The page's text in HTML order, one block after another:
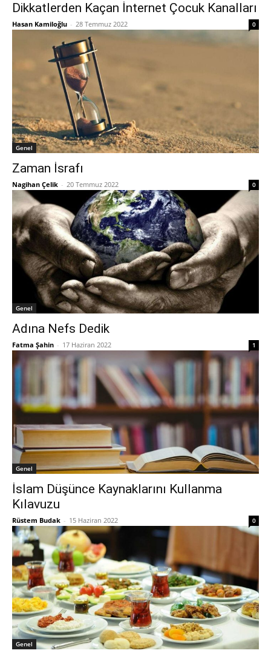
Dikkatlerden Kaçan İnternet Çocuk Kanalları
Hasan Kamiloğlu - 28 Temmuz 2022 0
Genel
Zaman İsrafı
Nagihan Çelik - 20 Temmuz 2022 0
Genel
Adına Nefs Dedik
Fatma Şahin - 17 Haziran 2022 1
Genel
İslam Düşünce Kaynaklarını Kullanma
Kılavuzu
Rüstem Budak - 15 Haziran 2022 0
Genel